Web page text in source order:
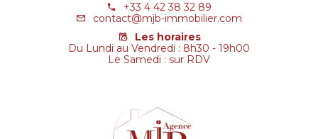
+33 4 42 38 32 89
contact@mjb-immobilier.com
Les horaires
Du Lundi au Vendredi : 8h30 - 19h00
Le Samedi : sur RDV